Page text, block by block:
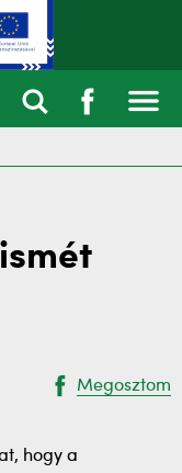
Megosztom
hogy a